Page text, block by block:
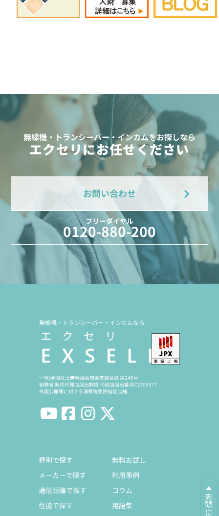
無線機・トランシーバー・インカムをお探しなら
エクセリにお任せください
お問い合わせ
フリーダイヤル
0120-880-200
無線機・トランシーバー・インカムなら
一社)全国陸上無線協会関東支部会員 第245号
総務省 販売代理店届出制度 代理店届出番号C1909977
外国公館等に対する消費税免除指定店舗
種別で探す
メーカーで探す
通信距離で探す
性能で探す
無料お試し
利用事例
コラム
用語集